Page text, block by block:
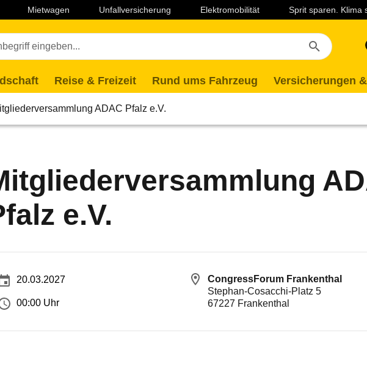
Mietwagen Unfallversicherung Elektromobilität Sprit sparen. Klima
Reise & Freizeit Rund ums Fahrzeug Versicherungen
ADAC Pfalz e.V.
e.V.
20.03.2027
00:00 Uhr
CongressForum Frankenthal
Stephan-Cosacchi-Platz 5
67227 Frankenthal